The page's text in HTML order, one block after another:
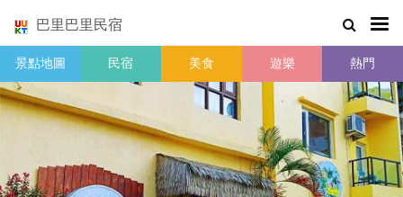
巴里巴里民宿
景點地圖 民宿 美食 遊樂 熱門